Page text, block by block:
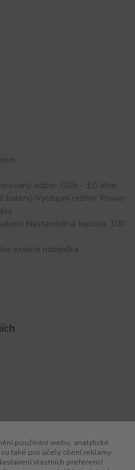
odpor: 0,05 - 3,0 ohm
balení) Výstupní režimy: Power
Nastavitelná teplota: 100
externí nabíječka
používání webu, analytické
také pro účely cílení reklamy
vlastních preferencí